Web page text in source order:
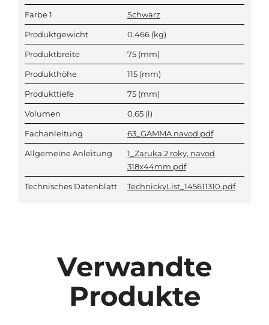
Farbe 1 Schwarz
Produktgewicht 0.466 (kg)
Produktbreite 75 (mm)
Produkthöhe 115 (mm)
Produkttiefe 75 (mm)
Volumen 0.65 (l)
Fachanleitung 63_GAMMA navod.pdf
Allgemeine Anleitung
1_Zaruka 2 roky, navod
318x44mm.pdf
Technisches Datenblatt TechnickyList_145611310.pdf
Verwandte
Produkte